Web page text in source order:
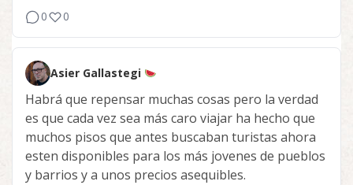
0
0
Asier Gallastegi
Habrá que repensar muchas cosas pero la verdad
es que cada vez sea más caro viajar ha hecho que
muchos pisos que antes buscaban turistas ahora
esten disponibles para los más jovenes de pueblos
y barrios y a unos precios asequibles.